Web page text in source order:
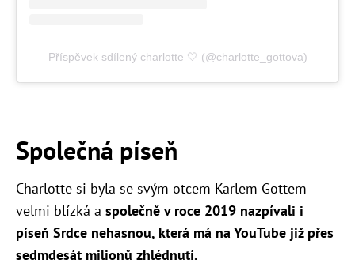
Příspěvek sdílený charlotte 🤍 (@charlotte_gottova)
Společná píseň
Charlotte si byla se svým otcem Karlem Gottem
velmi blízká a společně v roce 2019 nazpívali i
píseň Srdce nehasnou, která má na YouTube již přes
sedmdesát milionů zhlédnutí.